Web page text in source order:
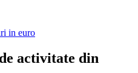
activitate din